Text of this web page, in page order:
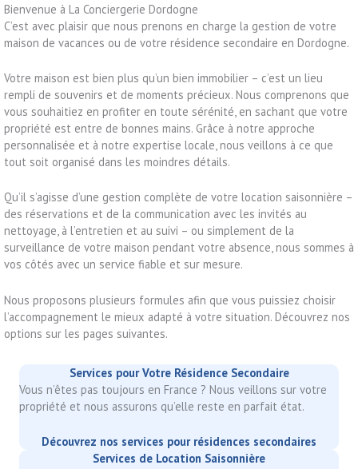
Bienvenue à La Conciergerie Dordogne
C’est avec plaisir que nous prenons en charge la gestion de votre
maison de vacances ou de votre résidence secondaire en Dordogne.
Votre maison est bien plus qu’un bien immobilier – c’est un lieu
rempli de souvenirs et de moments précieux. Nous comprenons que
vous souhaitiez en profiter en toute sérénité, en sachant que votre
propriété est entre de bonnes mains. Grâce à notre approche
personnalisée et à notre expertise locale, nous veillons à ce que
tout soit organisé dans les moindres détails.
Qu’il s’agisse d’une gestion complète de votre location saisonnière –
des réservations et de la communication avec les invités au
nettoyage, à l’entretien et au suivi – ou simplement de la
surveillance de votre maison pendant votre absence, nous sommes à
vos côtés avec un service fiable et sur mesure.
Nous proposons plusieurs formules afin que vous puissiez choisir
l’accompagnement le mieux adapté à votre situation. Découvrez nos
options sur les pages suivantes.
Services pour Votre Résidence Secondaire
Vous n’êtes pas toujours en France ? Nous veillons sur votre
propriété et nous assurons qu’elle reste en parfait état.
Découvrez nos services pour résidences secondaires
Services de Location Saisonnière